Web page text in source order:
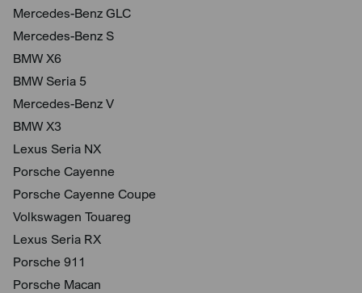
Mercedes-Benz GLC
Mercedes-Benz S
BMW X6
BMW Seria 5
Mercedes-Benz V
BMW X3
Lexus Seria NX
Porsche Cayenne
Porsche Cayenne Coupe
Volkswagen Touareg
Lexus Seria RX
Porsche 911
Porsche Macan